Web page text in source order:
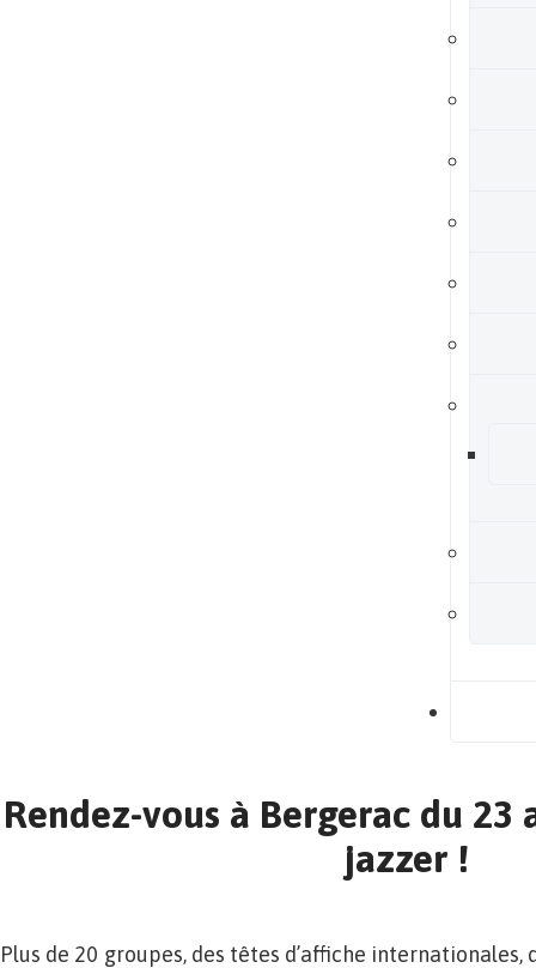
Rendez-vous à Bergerac du 23
jazzer !
Plus de 20 groupes, des têtes d’affiche internationales,